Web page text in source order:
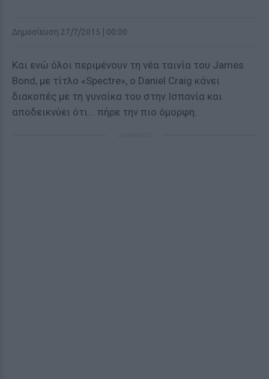
Δημοσίευση 27/7/2015 | 00:00
Και ενώ όλοι περιμένουν τη νέα ταινία του James
Bond, με τίτλο «Spectre», o Daniel Craig κάνει
διακοπές με τη γυναίκα του στην Ισπανία και
αποδεικνύει ότι... πήρε την πιο όμορφη.